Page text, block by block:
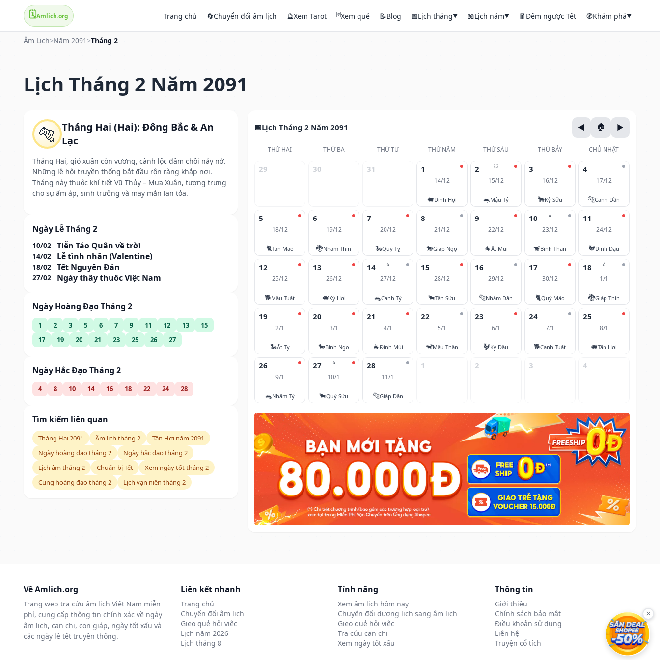
🗓️Amlich.org Trang chủ 🔄Chuyển đổi âm lịch 🔮Xem Tarot 🃏Xem quẻ 📝Blog 📅Lịch tháng▼ 📖Lịch năm▼ 🧧Đếm ngược Tết 🧭Khám phá▼
Âm Lịch>Năm 2091 >Tháng 2
Lịch Tháng 2 Năm 2091
🐅 Tháng Hai (Hai): Đông Bắc & An
Lạc
Tháng Hai, gió xuân còn vương, cành lộc đâm chồi nảy nở.
Những lễ hội truyền thống bắt đầu rộn ràng khắp nơi.
Tháng này thuộc khí tiết Vũ Thủy – Mưa Xuân, tượng trưng
cho sự ấm áp, sinh trưởng và may mắn lan tỏa.
Ngày Lễ Tháng 2
10/02 Tiễn Táo Quân về trời
14/02 Lễ tình nhân (Valentine)
18/02 Tết Nguyên Đán
27/02 Ngày thầy thuốc Việt Nam
Ngày Hoàng Đạo Tháng 2
1 2 3 5 6 7 9 11 12 13
15
17
19 20 21 23 25 26 27
Ngày Hắc Đạo Tháng 2
4 8 10 14 16 18 22 24 28
Tìm kiếm liên quan
Tháng Hai 2091 Âm lịch tháng 2
Tân Hợi năm 2091
Ngày hoàng đạo tháng 2
Ngày hắc đạo tháng 2
Lịch âm tháng 2
Chuẩn bị Tết
Xem ngày tốt tháng 2
Cung hoàng đạo tháng 2
Lịch vạn niên tháng 2
Lịch Tháng 2 Năm 2091
THỨ HAI THỨ BA THỨ TƯ THỨ NĂM THỨ SÁU THỨ BẢY CHỦ NHẬT
29 30 31 1
14/12
🐖Đinh Hợi
🌕
2
15/12
🐀Mậu Tý
3
16/12
🐂Kỷ Sửu
4
17/12
🐅Canh Dần
5
18/12
🐈Tân Mão
6
19/12
🐉Nhâm Thìn
7
20/12
🐍Quý Tỵ
8
21/12
🐎Giáp Ngọ
9
22/12
🐐Ất Mùi
⭐
10
23/12
🐒Bính Thân
11
24/12
🐓Đinh Dậu
12
25/12
🐕Mậu Tuất
13
26/12
🐖Kỷ Hợi
⭐
14
27/12
🐀Canh Tý
15
28/12
🐂Tân Sửu
16
29/12
🐅Nhâm Dần
17
30/12
🐈Quý Mão
⭐
18
1/1
🐉Giáp Thìn
19
2/1
🐍Ất Tỵ
20
3/1
🐎Bính Ngọ
21
4/1
🐐Đinh Mùi
22
5/1
🐒Mậu Thân
23
6/1
🐓Kỷ Dậu
24
7/1
🐕Canh Tuất
25
8/1
🐖Tân Hợi
26
9/1
🐀Nhâm Tý
⭐
27
10/1
🐂Quý Sửu
28
11/1
🐅Giáp Dần
1 2 3 4
Về Amlich.org
Trang web tra cứu âm lịch Việt Nam miễn
phí, cung cấp thông tin chính xác về ngày
âm lịch, can chi, con giáp, ngày tốt xấu và
các ngày lễ tết truyền thống.
Liên kết nhanh
Trang chủ
Chuyển đổi âm lịch
Gieo quẻ hỏi việc
Lịch năm 2026
Lịch tháng 8
Tính năng
Xem âm lịch hôm nay
Chuyển đổi dương lịch sang âm lịch
Gieo quẻ hỏi việc
Tra cứu can chi
Xem ngày tốt xấu
Thông tin
Giới thiệu
Chính sách bảo mật
Điều khoản sử dụng
Liên hệ
Truyện cổ tích
×